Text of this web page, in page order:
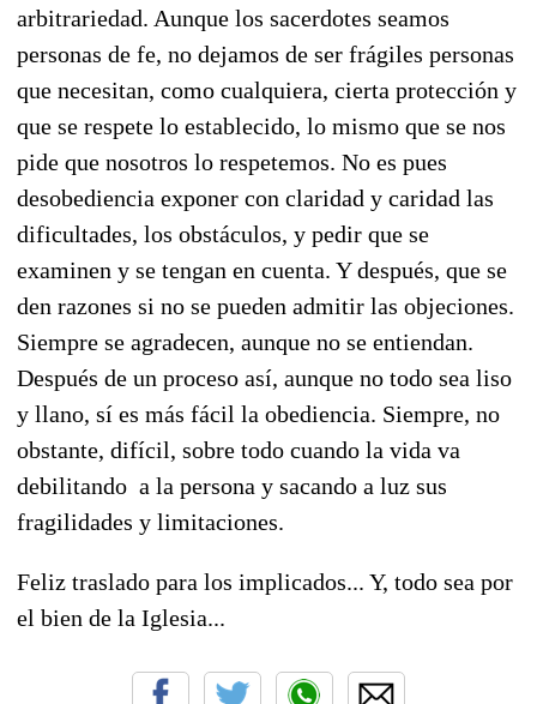
arbitrariedad. Aunque los sacerdotes seamos
personas de fe, no dejamos de ser frágiles personas
que necesitan, como cualquiera, cierta protección y
que se respete lo establecido, lo mismo que se nos
pide que nosotros lo respetemos. No es pues
desobediencia exponer con claridad y caridad las
dificultades, los obstáculos, y pedir que se
examinen y se tengan en cuenta. Y después, que se
den razones si no se pueden admitir las objeciones.
Siempre se agradecen, aunque no se entiendan.
Después de un proceso así, aunque no todo sea liso
y llano, sí es más fácil la obediencia. Siempre, no
obstante, difícil, sobre todo cuando la vida va
debilitando a la persona y sacando a luz sus
fragilidades y limitaciones.
Feliz traslado para los implicados... Y, todo sea por
el bien de la Iglesia...